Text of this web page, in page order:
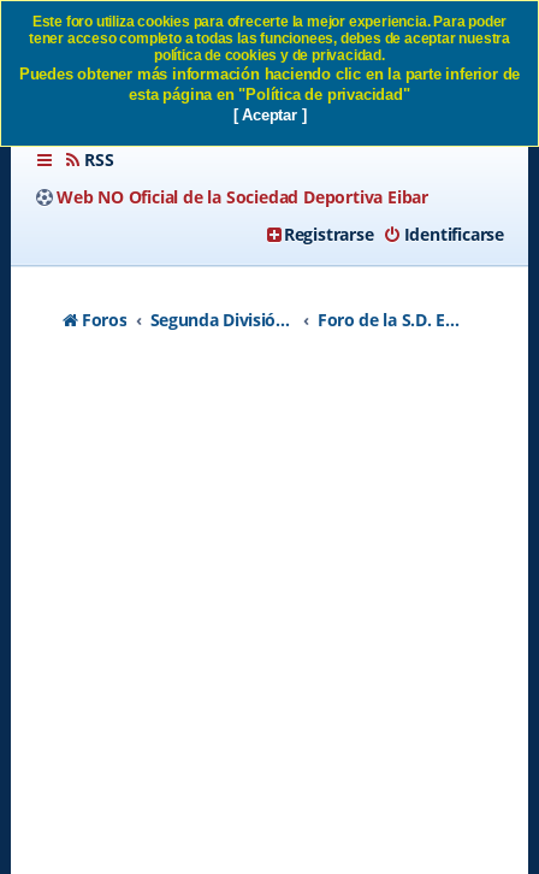
LA EQUIPACIÓN VERDE
AMARILLA SD Eibar
RSS
Web NO Oficial de la Sociedad Deportiva Eibar
Identificarse
Registrarse
Foros Segunda División A - Temporada 2026-2027 Foro de la S.D. Eibar
Este foro utiliza cookies para ofrecerte la mejor experiencia. Para poder
tener acceso completo a todas las funcionees, debes de aceptar nuestra
política de cookies y de privacidad.
Puedes obtener más información haciendo clic en la parte inferior de
esta página en "Política de privacidad"
[ Aceptar ]